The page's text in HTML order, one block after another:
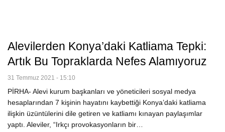
Alevilerden Konya’daki Katliama Tepki:
Artık Bu Topraklarda Nefes Alamıyoruz
31 Temmuz 2021 - 15:10
PİRHA- Alevi kurum başkanları ve yöneticileri sosyal medya
hesaplarından 7 kişinin hayatını kaybettiği Konya’daki katliama
ilişkin üzüntülerini dile getiren ve katliamı kınayan paylaşımlar
yaptı. Aleviler, “Irkçı provokasyonların bir…